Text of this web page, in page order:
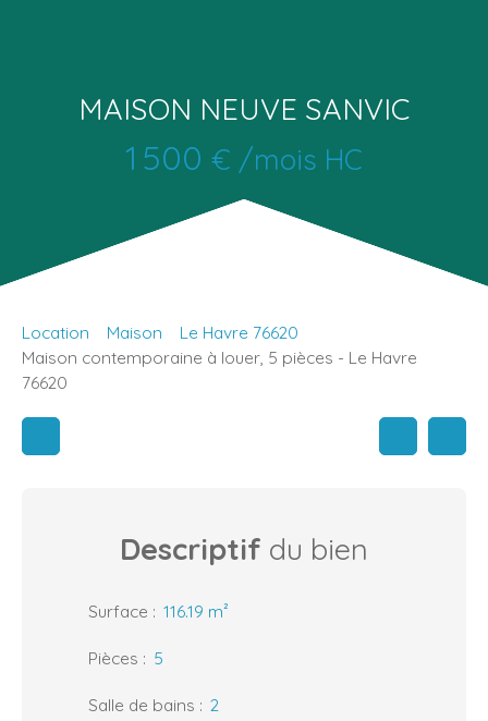
MAISON NEUVE SANVIC
1 500 € /mois HC
Location Maison
Le Havre 76620
Maison contemporaine à louer, 5 pièces - Le Havre
76620
Descriptif du bien
Surface : 116.19 m²
Pièces : 5
Salle de bains : 2